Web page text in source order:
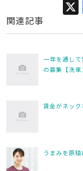
関連記事
一年を通し
の募集【洗車
賃金がネッ
うまみを原